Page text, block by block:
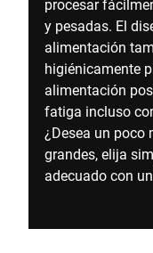
procesar
y pesadas. El
alimentación
higiénicamente
alimentación
fatiga incluso
¿Desea un poco
grandes, elija
adecuado con